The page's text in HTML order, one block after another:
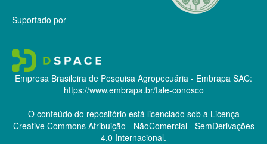
Suportado por
Empresa Brasileira de Pesquisa Agropecuária - Embrapa SAC:
https://www.embrapa.br/fale-conosco
O conteúdo do repositório está licenciado sob a Licença
Creative CommonsAtribuição - NãoComercial - SemDerivações
4.0 Internacional.